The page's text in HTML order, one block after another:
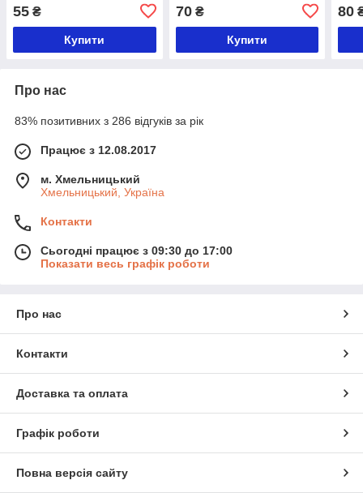
55 ₴
Купити
70₴
Купити
80
Про нас
83% позитивних з 286 відгуків за рік
Працює з 12.08.2017
м. Хмельницький
Хмельницький, Україна
Контакти
Сьогодні працює з 09:30 до 17:00
Показати весь графік роботи
Про нас
Контакти
Доставка та оплата
Графік роботи
Повна версія сайту